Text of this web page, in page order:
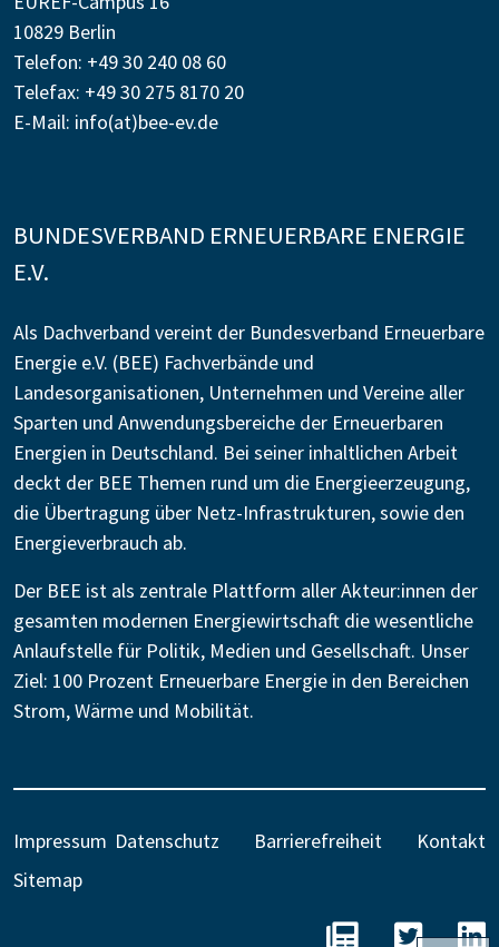
10829 Berlin
Telefon: +49 30 240 08 60
Telefax: +49 30 275 8170 20
E-Mail: info(at)bee-ev.de
BUNDESVERBAND ERNEUERBARE ENERGIE
E.V.
Als Dachverband vereint der Bundesverband Erneuerbare
Energie e.V. (BEE) Fachverbände und
Landesorganisationen, Unternehmen und Vereine aller
Sparten und Anwendungsbereiche der Erneuerbaren
Energien in Deutschland. Bei seiner inhaltlichen Arbeit
deckt der BEE Themen rund um die Energieerzeugung,
die Übertragung über Netz-Infrastrukturen, sowie den
Energieverbrauch ab.
Der BEE ist als zentrale Plattform aller Akteur:innen der
gesamten modernen Energiewirtschaft die wesentliche
Anlaufstelle für Politik, Medien und Gesellschaft. Unser
Ziel: 100 Prozent Erneuerbare Energie in den Bereichen
Strom, Wärme und Mobilität.
Impressum Datenschutz Barrierefreiheit
Kontakt
Sitemap
BEE - Unseren
BEE auf